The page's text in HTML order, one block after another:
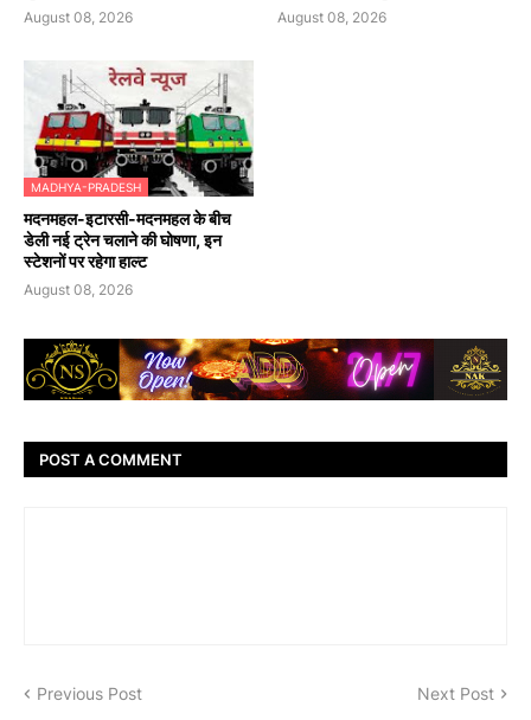
August 08, 2026 August 08, 2026
MADHYA-PRADESH
मदनमहल-इटारसी-मदनमहल के बीच
डेली नई ट्रेन चलाने की घोषणा, इन
स्टेशनों पर रहेगा हाल्ट
August 08, 2026
POST A COMMENT
Previous Post Next Post